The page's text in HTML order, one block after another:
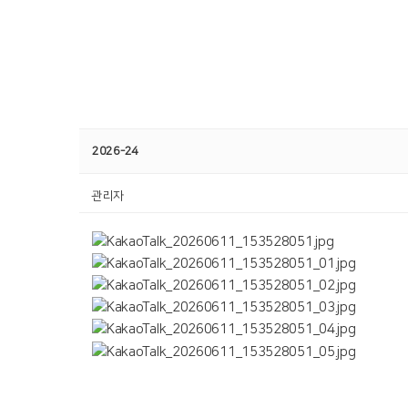
2026-24
관리자